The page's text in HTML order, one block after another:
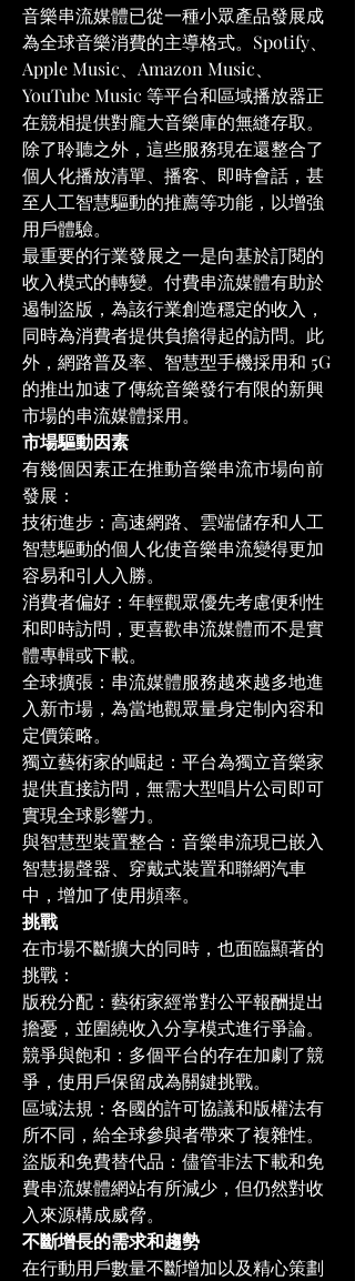
音樂串流媒體已從一種小眾產品發展成
為全球音樂消費的主導格式。Spotify、
Apple Music、Amazon Music、
YouTube Music 等平台和區域播放器正
在競相提供對龐大音樂庫的無縫存取。
除了聆聽之外，這些服務現在還整合了
個人化播放清單、播客、即時會話，甚
至人工智慧驅動的推薦等功能，以增強
用戶體驗。
最重要的行業發展之一是向基於訂閱的
收入模式的轉變。付費串流媒體有助於
遏制盜版，為該行業創造穩定的收入，
同時為消費者提供負擔得起的訪問。此
外，網路普及率、智慧型手機採用和 5G
的推出加速了傳統音樂發行有限的新興
市場的串流媒體採用。
市場驅動因素
有幾個因素正在推動音樂串流市場向前
發展：
技術進步：高速網路、雲端儲存和人工
智慧驅動的個人化使音樂串流變得更加
容易和引人入勝。
消費者偏好：年輕觀眾優先考慮便利性
和即時訪問，更喜歡串流媒體而不是實
體專輯或下載。
全球擴張：串流媒體服務越來越多地進
入新市場，為當地觀眾量身定制內容和
定價策略。
獨立藝術家的崛起：平台為獨立音樂家
提供直接訪問，無需大型唱片公司即可
實現全球影響力。
與智慧型裝置整合：音樂串流現已嵌入
智慧揚聲器、穿戴式裝置和聯網汽車
中，增加了使用頻率。
挑戰
在市場不斷擴大的同時，也面臨顯著的
挑戰：
版稅分配：藝術家經常對公平報酬提出
擔憂，並圍繞收入分享模式進行爭論。
競爭與飽和：多個平台的存在加劇了競
爭，使用戶保留成為關鍵挑戰。
區域法規：各國的許可協議和版權法有
所不同，給全球參與者帶來了複雜性。
盜版和免費替代品：儘管非法下載和免
費串流媒體網站有所減少，但仍然對收
入來源構成威脅。
不斷增長的需求和趨勢
在行動用戶數量不斷增加以及精心策劃